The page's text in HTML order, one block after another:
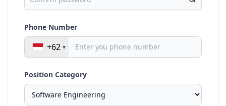
Phone Number
+62
Position Category